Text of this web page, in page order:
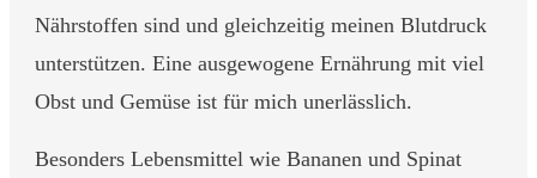
Nährstoffen sind und gleichzeitig meinen Blutdruck
unterstützen. Eine ausgewogene Ernährung mit viel
Obst und Gemüse ist für mich unerlässlich.
Besonders Lebensmittel wie Bananen und Spinat